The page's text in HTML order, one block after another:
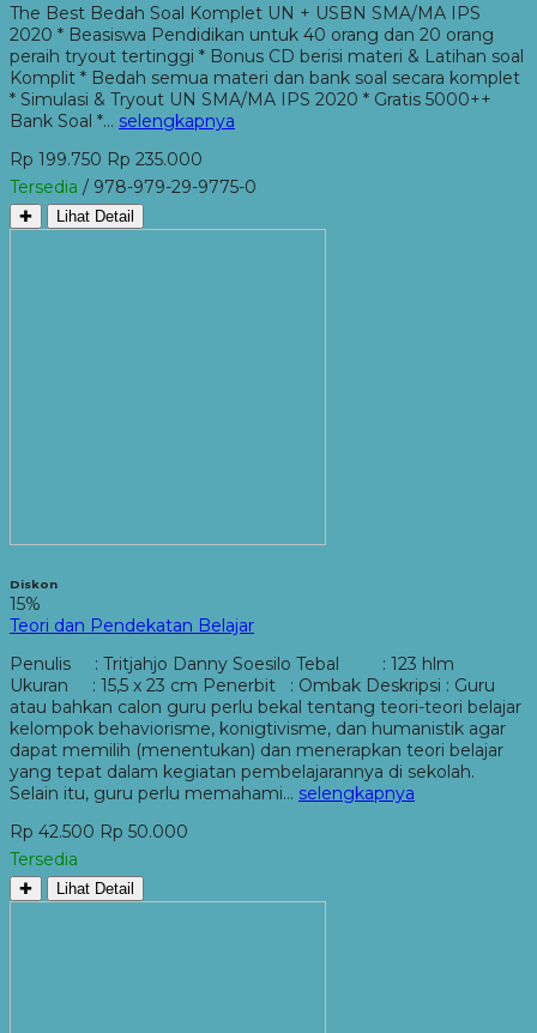
The Best Bedah Soal Komplet UN + USBN SMA/MA IPS
2020 * Beasiswa Pendidikan untuk 40 orang dan 20 orang
peraih tryout tertinggi * Bonus CD berisi materi & Latihan soal
Komplit * Bedah semua materi dan bank soal secara komplet
* Simulasi & Tryout UN SMA/MA IPS 2020 * Gratis 5000++
Bank Soal *… selengkapnya
Rp 199.750 Rp 235.000
Tersedia / 978-979-29-9775-0
✚ Lihat Detail
Diskon
15%
Teori dan Pendekatan Belajar
Penulis : Tritjahjo Danny Soesilo Tebal : 123 hlm
Ukuran : 15,5 x 23 cm Penerbit : Ombak Deskripsi : Guru
atau bahkan calon guru perlu bekal tentang teori-teori belajar
kelompok behaviorisme, konigtivisme, dan humanistik agar
dapat memilih (menentukan) dan menerapkan teori belajar
yang tepat dalam kegiatan pembelajarannya di sekolah.
Selain itu, guru perlu memahami… selengkapnya
Rp 42.500 Rp 50.000
Tersedia
✚ Lihat Detail